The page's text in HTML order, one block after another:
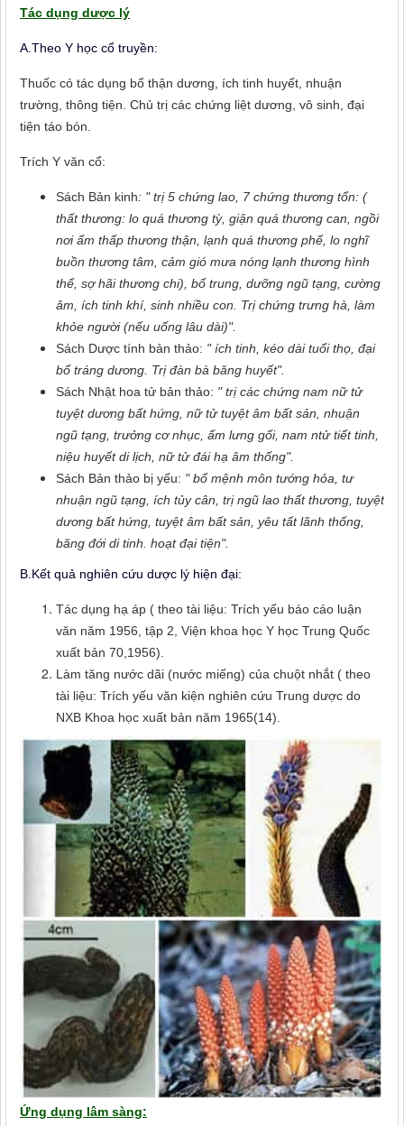
Tác dụng dược lý
A.Theo Y học cổ truyền:
Thuốc có tác dụng bổ thận dương, ích tinh huyết, nhuận
trường, thông tiện. Chủ trị các chứng liệt dương, vô sinh, đại
tiện táo bón.
Trích Y văn cổ:
Sách Bản kinh: " trị 5 chứng lao, 7 chứng thương tổn: (
thất thương: lo quá thương tỳ, giận quá thương can, ngồi
nơi ẩm thấp thương thận, lạnh quá thương phế, lo nghĩ
buồn thương tâm, cảm gió mưa nóng lạnh thương hình
thể, sợ hãi thương chi), bổ trung, dưỡng ngũ tạng, cường
âm, ích tinh khí, sinh nhiều con. Trị chứng trưng hà, làm
khỏe người (nếu uống lâu dài)".
Sách Dược tính bản thảo: " ích tinh, kéo dài tuổi thọ, đại
bổ tráng dương. Trị đàn bà băng huyết".
Sách Nhật hoa tử bản thảo: " trị các chứng nam nữ tử
tuyệt dương bất hứng, nữ tử tuyệt âm bất sản, nhuận
ngũ tạng, trưởng cơ nhục, ấm lưng gối, nam ntử tiết tinh,
niệu huyết di lịch, nữ tử đái hạ âm thống".
Sách Bản thảo bị yếu: " bổ mệnh môn tướng hỏa, tư
nhuận ngũ tạng, ích tủy cân, trị ngũ lao thất thương, tuyệt
dương bất hứng, tuyệt âm bất sản, yêu tất lãnh thống,
băng đới di tinh. hoạt đại tiện".
B.Kết quả nghiên cứu dược lý hiện đại:
Tác dụng hạ áp ( theo tài liệu: Trích yếu báo cáo luận
văn năm 1956, tập 2, Viện khoa học Y học Trung Quốc
xuất bản 70,1956).
Làm tăng nước dãi (nước miếng) của chuột nhắt ( theo
tài liệu: Trích yếu văn kiện nghiên cứu Trung dược do
NXB Khoa học xuất bản năm 1965(14).
Ứng dụng lâm sàng: